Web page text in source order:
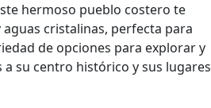
hermoso pueblo costero te
cristalinas, perfecta para
de opciones para explorar y
su centro histórico y sus lugares